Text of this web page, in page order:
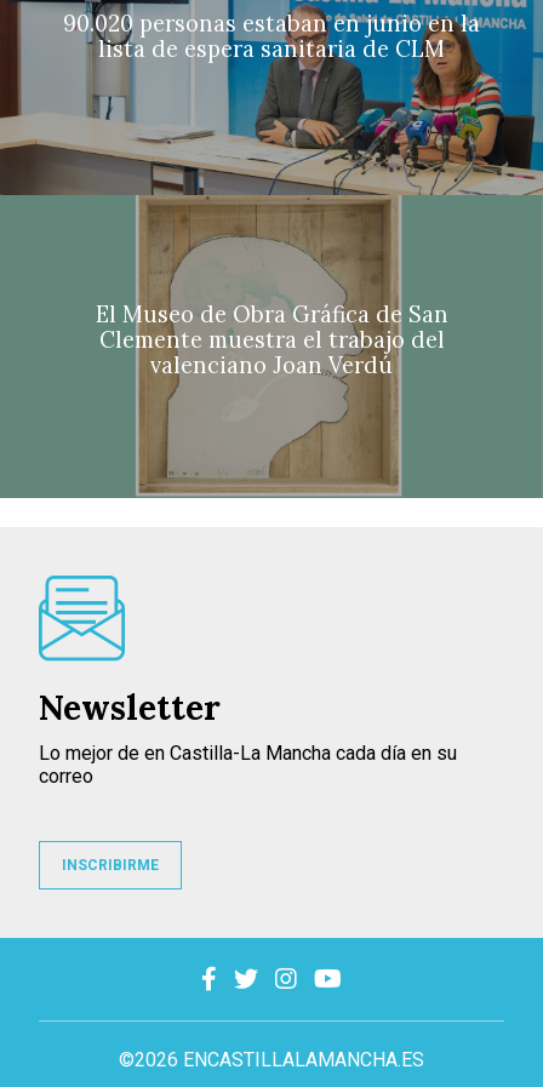
90.020 personas estaban en junio en la
lista de espera sanitaria de CLM
El Museo de Obra Gráfica de San
Clemente muestra el trabajo del
valenciano Joan Verdú
©2026 ENCASTILLALAMANCHA.ES
Newsletter
Lo mejor de en Castilla-La Mancha cada día en su
correo
INSCRIBIRME